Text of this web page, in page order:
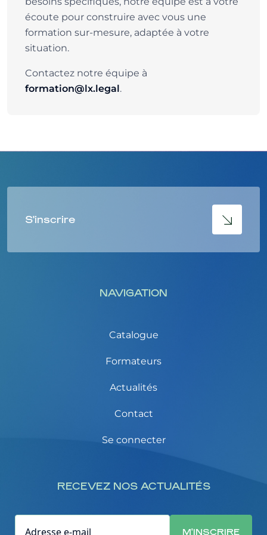
écoute pour construire avec vous une
formation sur-mesure, adaptée à votre
situation.
Contactez notre équipe à
formation@lx.legal.
S'inscrire
NAVIGATION
Catalogue
Formateurs
Actualités
Contact
Se connecter
RECEVEZ NOS ACTUALITÉS